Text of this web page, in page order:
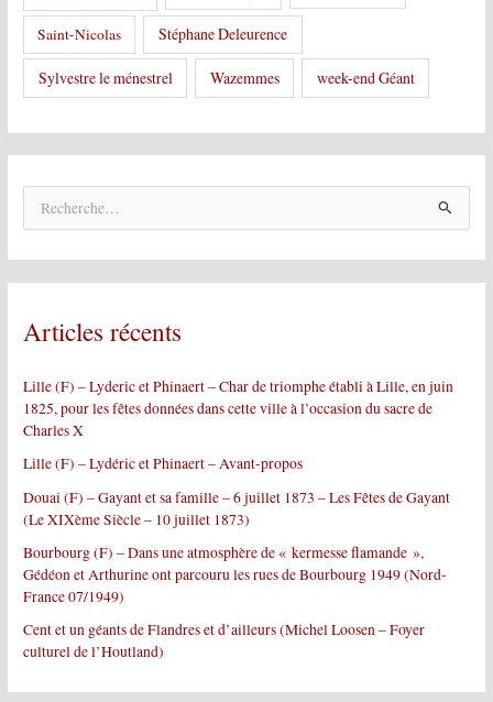
Saint-Nicolas Stéphane Deleurence
Sylvestre le ménestrel Wazemmes week-end Géant
h
e
c
r
:
Articles récents
Lille (F) – Lyderic et Phinaert – Char de triomphe établi à Lille, en juin
1825, pour les fêtes données dans cette ville à l’occasion du sacre de
Charles X
Lille (F) – Lydéric et Phinaert – Avant-propos
Douai (F) – Gayant et sa famille – 6 juillet 1873 – Les Fêtes de Gayant
(Le XIXème Siècle – 10 juillet 1873)
Bourbourg (F) – Dans une atmosphère de « kermesse flamande »,
Gédéon et Arthurine ont parcouru les rues de Bourbourg 1949 (Nord-
France 07/1949)
Cent et un géants de Flandres et d’ailleurs (Michel Loosen – Foyer
culturel de l’Houtland)